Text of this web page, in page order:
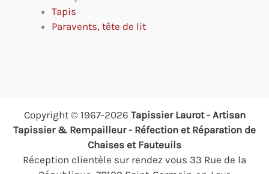
Tapis
Paravents, tête de lit
Copyright © 1967-2026 Tapissier Laurot - Artisan
Tapissier & Rempailleur - Réfection et Réparation de
Chaises et Fauteuils
Réception clientèle sur rendez vous 33 Rue de la